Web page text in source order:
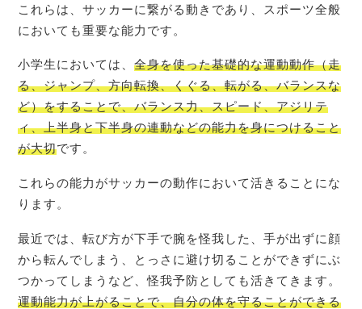
これらは、サッカーに繋がる動きであり、スポーツ全般
においても重要な能力です。
小学生においては、全身を使った基礎的な運動動作（走
る、ジャンプ、方向転換、くぐる、転がる、バランスな
ど）をすることで、バランス力、スピード、アジリテ
ィ、上半身と下半身の連動などの能力を身につけること
が大切です。
これらの能力がサッカーの動作において活きることにな
ります。
最近では、転び方が下手で腕を怪我した、手が出ずに顔
から転んでしまう、とっさに避け切ることができずにぶ
つかってしまうなど、怪我予防としても活きてきます。
運動能力が上がることで、自分の体を守ることができる